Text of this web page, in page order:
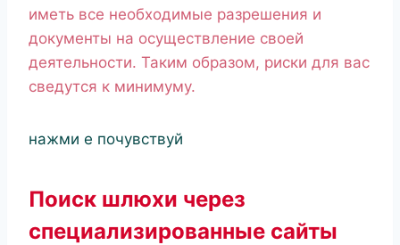
иметь все необходимые разрешения и
документы на осуществление своей
деятельности. Таким образом, риски для вас
сведутся к минимуму.
нажми е почувствуй
Поиск шлюхи через
специализированные сайты